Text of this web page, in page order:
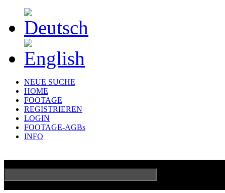
NEUE SUCHE
HOME
FOOTAGE
REGISTRIEREN
LOGIN
FOOTAGE-AGBs
INFO